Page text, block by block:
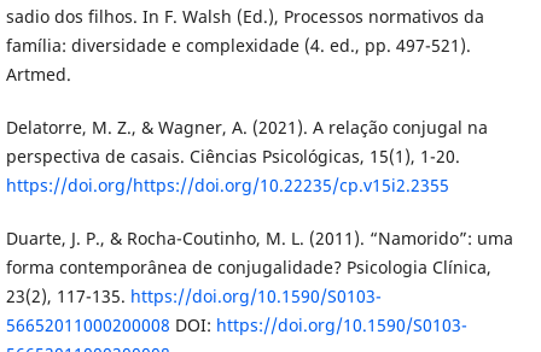
sadio dos filhos. In F. Walsh (Ed.), Processos normativos da
família: diversidade e complexidade (4. ed., pp. 497-521).
Artmed.
Delatorre, M. Z., & Wagner, A. (2021). A relação conjugal na
perspectiva de casais. Ciências Psicológicas, 15(1), 1-20.
https://doi.org/https://doi.org/10.22235/cp.v15i2.2355
Duarte, J. P., & Rocha-Coutinho, M. L. (2011). “Namorido”: uma
forma contemporânea de conjugalidade? Psicologia Clínica,
23(2), 117-135. https://doi.org/10.1590/S0103-
56652011000200008 DOI: https://doi.org/10.1590/S0103-